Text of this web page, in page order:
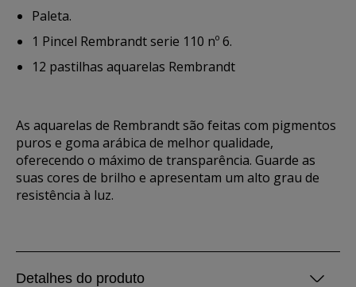
Paleta.
1 Pincel Rembrandt serie 110 nº 6.
12 pastilhas aquarelas Rembrandt
As aquarelas de Rembrandt são feitas com pigmentos
puros e goma arábica de melhor qualidade,
oferecendo o máximo de transparência. Guarde as
suas cores de brilho e apresentam um alto grau de
resistência à luz.
Detalhes do produto